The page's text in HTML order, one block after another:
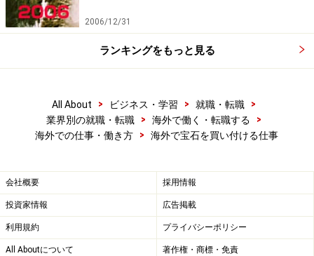
2006/12/31
ランキングをもっと見る
All About > ビジネス・学習 > 就職・転職
>
業界別の就職・転職
> 海外で働く・転職する
>
海外での仕事・働き方
> 海外で宝石を買い付ける仕事
会社概要 採用情報
投資家情報 広告掲載
利用規約 プライバシーポリシー
All Aboutについて 著作権・商標・免責